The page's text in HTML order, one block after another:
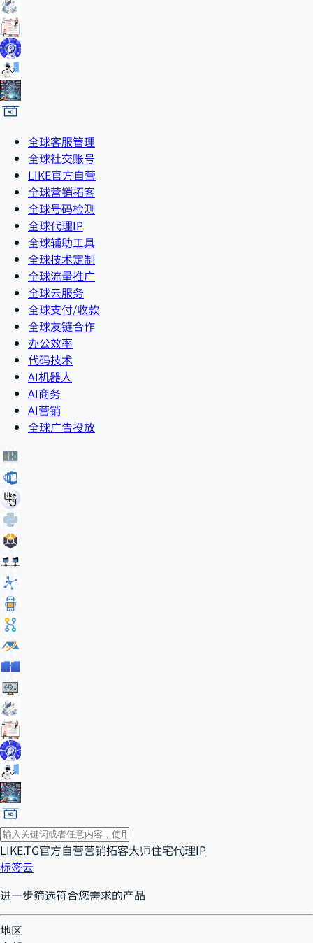
全球客服管理
全球社交账号
LIKE官方自营
全球营销拓客
全球号码检测
全球代理IP
全球辅助工具
全球技术定制
全球流量推广
全球云服务
全球支付/收款
全球友链合作
办公效率
代码技术
AI机器人
AI商务
AI营销
全球广告投放
LIKE.TG官方自营营销拓客大师住宅代理IP
标签云
进一步筛选符合您需求的产品
地区